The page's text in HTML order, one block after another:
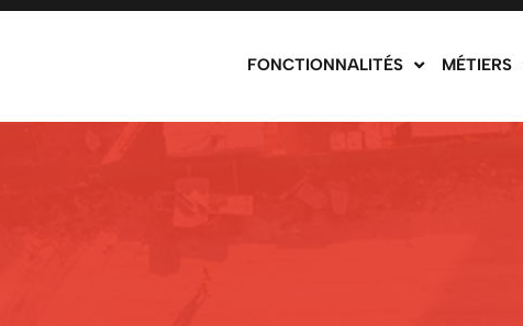
FONCTIONNALITÉS MÉTIERS